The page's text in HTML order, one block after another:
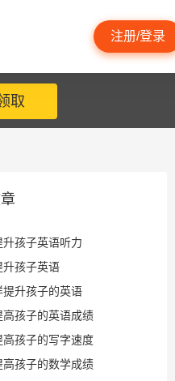
注册/登录
取
升孩子英语听力
升孩子英语
提升孩子的英语
高孩子的英语成绩
高孩子的写字速度
高孩子的数学成绩